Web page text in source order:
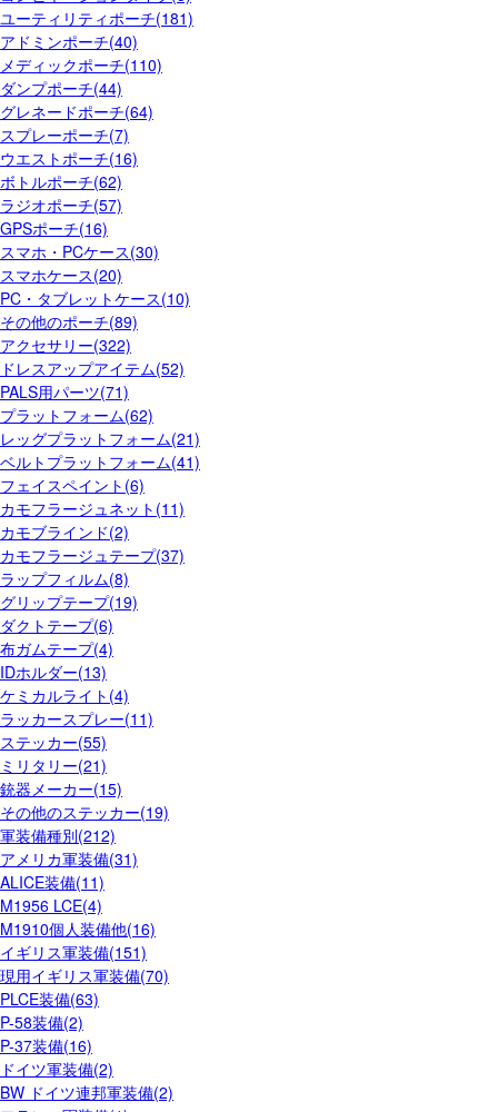
ユーティリティポーチ(181)
アドミンポーチ(40)
メディックポーチ(110)
ダンプポーチ(44)
グレネードポーチ(64)
スプレーポーチ(7)
ウエストポーチ(16)
ボトルポーチ(62)
ラジオポーチ(57)
GPSポーチ(16)
スマホ・PCケース(30)
スマホケース(20)
PC・タブレットケース(10)
その他のポーチ(89)
アクセサリー(322)
ドレスアップアイテム(52)
PALS用パーツ(71)
プラットフォーム(62)
レッグプラットフォーム(21)
ベルトプラットフォーム(41)
フェイスペイント(6)
カモフラージュネット(11)
カモブラインド(2)
カモフラージュテープ(37)
ラップフィルム(8)
グリップテープ(19)
ダクトテープ(6)
布ガムテープ(4)
IDホルダー(13)
ケミカルライト(4)
ラッカースプレー(11)
ステッカー(55)
ミリタリー(21)
銃器メーカー(15)
その他のステッカー(19)
軍装備種別(212)
アメリカ軍装備(31)
ALICE装備(11)
M1956 LCE(4)
M1910個人装備他(16)
イギリス軍装備(151)
現用イギリス軍装備(70)
PLCE装備(63)
P-58装備(2)
P-37装備(16)
ドイツ軍装備(2)
BW ドイツ連邦軍装備(2)